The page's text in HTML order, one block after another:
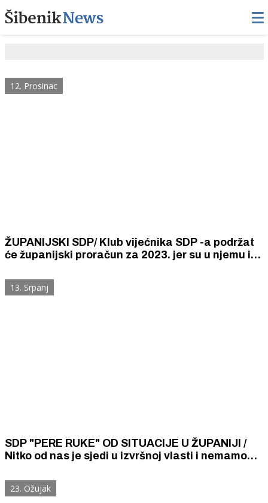
12. Prosinac
ŽUPANIJSKI SDP/ Klub vijećnika SDP -a podržat
će županijski proračun za 2023. jer su u njemu i
13. Srpanj
SDP "PERE RUKE" OD SITUACIJE U ŽUPANIJI /
Nitko od nas je sjedi u izvršnoj vlasti i nemamo
23. Ožujak